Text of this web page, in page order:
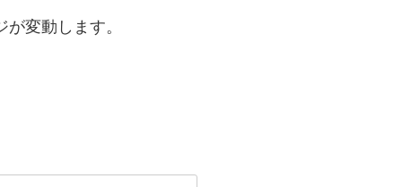
変動します。